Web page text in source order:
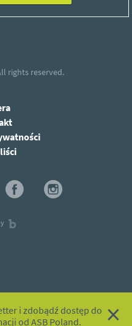
i zdobądź dostęp do
od ASB Poland.
×
rights reserved.